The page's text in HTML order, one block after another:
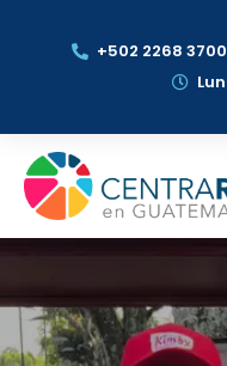
+502 2268 3700